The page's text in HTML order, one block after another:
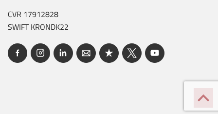
CVR 17912828
SWIFT KRONDK22